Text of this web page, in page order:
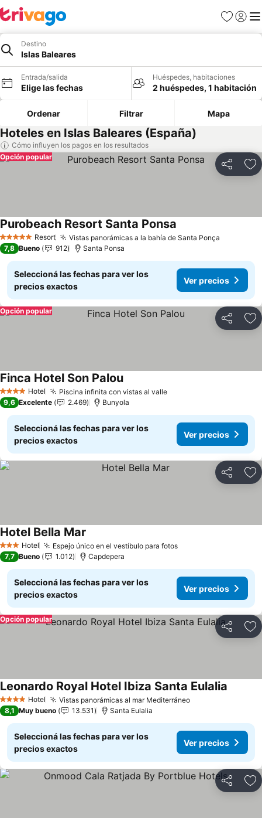
Favoritos
Iniciar
Destino
Islas Baleares
Entrada/salida
Elige las fechas
Huéspedes, habitaciones
2 huéspedes, 1 habitación
Ordenar Filtrar Mapa
Hoteles en Islas Baleares (España)
Cómo influyen los pagos en los resultados
Compartir
Opción popular
5 Estrellas Resort Vistas panorámicas a la bahía de Santa Ponça
Purobeach Resort Santa Ponsa
7,8 Bueno 912 Santa Ponsa
Seleccioná las fechas para ver los
precios exactos
Ver precios
Compartir
Opción popular
4 EstrellasHotel Piscina infinita con vistas al valleVer precios
Finca Hotel Son PalouVer precios
9,6 Excelente 2.469 Bunyola
Seleccioná las fechas para ver los
precios exactos
Ver precios
Compartir
3 Estrellas
Hotel Espejo único en el vestíbulo para fotosVer precios
Hotel Bella Mar
7,7 Bueno 1.012 Capdepera
Seleccioná las fechas para ver los
precios exactos
Ver precios
Compartir
Opción popular
4 EstrellasHotel Vistas panorámicas al mar MediterráneoVer precios
Leonardo Royal Hotel Ibiza Santa Eulalia
8,1 Muy bueno 13.531 Santa Eulalia
Seleccioná las fechas para ver los
precios exactos
Ver precios
Compartir